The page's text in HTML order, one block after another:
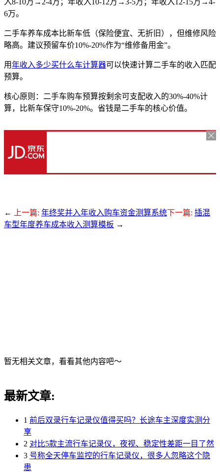
6万。
二手车养车成本比新车低（保险便宜、无折旧），但维修风险
略高。建议预留车价10%-20%作为“维修备用金”。
用年收入多少买什么车计算器可以快速计算二手车的收入匹配
预算。
核心原则：二手车购车预算按剩余可支配收入的30%-40%计
算，比新车保守10%-20%。省钱是二手车的核心价值。
← 上一篇: 年终奖并入年收入购车资金测算系统下一篇: 插混
车型年度养车成本收入测算模板 →
暂无相关文章，看看其他内容吧～
最新文章:
1 前后双录行车记录仪值得买吗？长途车主深度实测分
享
2 对比5款主流行车记录仪，夜视、稳定性差距一目了然
3 号称全天停车监控的行车记录仪，很多人忽略这个隐
患